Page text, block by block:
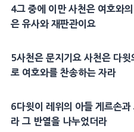
4그 중에 이만 사천은 여호와
은 유사와재판관이요
5사천은 문지기 요 사천은 다윗
로 여호와를 찬송하는 자라
6다윗이 레위 의 아들 게르손과
라 그 반열을 나누었더라